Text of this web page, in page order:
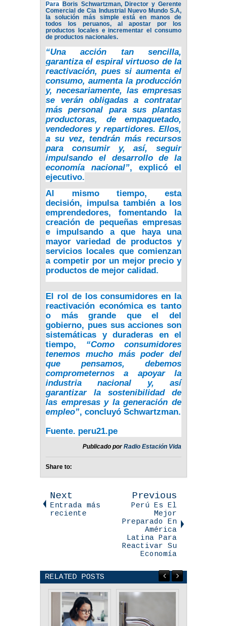
Para Boris Schwartzman, Director y Gerente
Comercial de Cia Industrial Nuevo Mundo S.A,
la solución más simple está en manos de
todos los peruanos, al apostar por los
productos locales e incrementar el consumo
de productos nacionales.
“Una acción tan sencilla,
garantiza el espiral virtuoso de la
reactivación, pues si aumenta el
consumo, aumenta la producción
y, necesariamente, las empresas
se verán obligadas a contratar
más personal para sus plantas
productoras, de empaquetado,
vendedores y repartidores. Ellos,
a su vez, tendrán más recursos
para consumir y, así, seguir
impulsando el desarrollo de la
economía nacional”, explicó el
ejecutivo.
Al mismo tiempo, esta
decisión, impulsa también a los
emprendedores, fomentando la
creación de pequeñas empresas
e impulsando a que haya una
mayor variedad de productos y
servicios locales que comienzan
a competir por un mejor precio y
productos de mejor calidad.
El rol de los consumidores en la
reactivación económica es tanto
o más grande que el del
gobierno, pues sus acciones son
sistemáticas y duraderas en el
tiempo,
“Como consumidores
tenemos mucho más poder del
que pensamos, debemos
comprometernos a apoyar la
industria nacional y, así
garantizar la sostenibilidad de
las empresas y la generación de
empleo”, concluyó Schwartzman.
Fuente. peru21.pe
Publicado porRadio Estación Vida
Share to:
Next
Entrada más
reciente
Previous
Perú Es El
Mejor
Preparado En
América
Latina Para
Reactivar Su
Economía
RELATED POSTS